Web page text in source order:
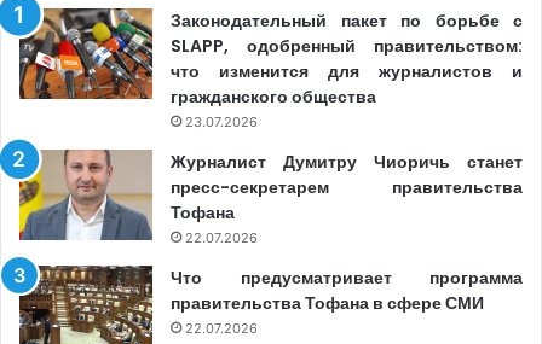
Законодательный пакет по борьбе с
SLAPP, одобренный правительством:
что изменится для журналистов и
гражданского общества
23.07.2026
Журналист Думитру Чиоричь станет
пресс-секретарем правительства
Тофана
22.07.2026
Что предусматривает программа
правительства Тофана в сфере СМИ
22.07.2026